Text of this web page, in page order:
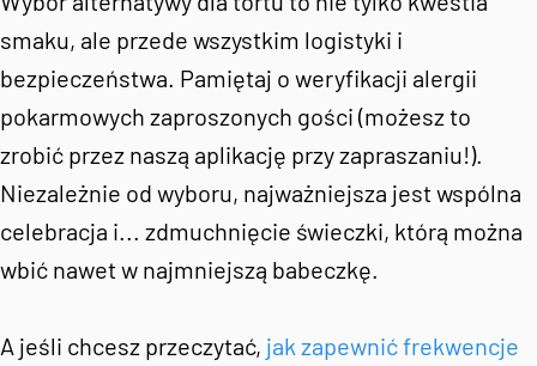
smaku, ale przede wszystkim logistyki i
bezpieczeństwa. Pamiętaj o weryfikacji alergii
pokarmowych zaproszonych gości (możesz to
zrobić przez naszą aplikację przy zapraszaniu!).
Niezależnie od wyboru, najważniejsza jest wspólna
celebracja i... zdmuchnięcie świeczki, którą można
wbić nawet w najmniejszą babeczkę.
A jeśli chcesz przeczytać, jak zapewnić frekwencje